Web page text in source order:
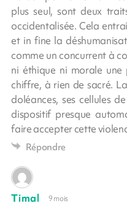
plus seul, sont deux
occidentalisée. Cela
et in fine la
comme un concurrent à
ni éthique ni morale
chiffre, à rien de sacré.
doléances, ses cellules
dispositif presque
faire accepter cette
Répondre
Timal 9 mois